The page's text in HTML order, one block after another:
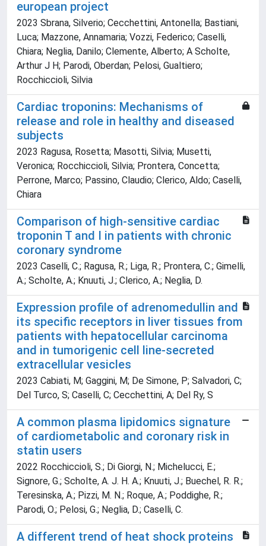
european project
2023 Sbrana, Silverio; Cecchettini, Antonella; Bastiani,
Luca; Mazzone, Annamaria; Vozzi, Federico; Caselli,
Chiara; Neglia, Danilo; Clemente, Alberto; A Scholte,
Arthur J H; Parodi, Oberdan; Pelosi, Gualtiero;
Rocchiccioli, Silvia
Cardiac troponins: Mechanisms of
release and role in healthy and diseased
subjects
2023 Ragusa, Rosetta; Masotti, Silvia; Musetti,
Veronica; Rocchiccioli, Silvia; Prontera, Concetta;
Perrone, Marco; Passino, Claudio; Clerico, Aldo; Caselli,
Chiara
Comparison of high-sensitive cardiac
troponin T and I in patients with chronic
coronary syndrome
2023 Caselli, C.; Ragusa, R.; Liga, R.; Prontera, C.; Gimelli,
A.; Scholte, A.; Knuuti, J.; Clerico, A.; Neglia, D.
Expression profile of adrenomedullin and
its specific receptors in liver tissues from
patients with hepatocellular carcinoma
and in tumorigenic cell line-secreted
extracellular vesicles
2023 Cabiati, M; Gaggini, M; De Simone, P; Salvadori, C;
Del Turco, S; Caselli, C; Cecchettini, A; Del Ry, S
A common plasma lipidomics signature
of cardiometabolic and coronary risk in
statin users
2022 Rocchiccioli, S.; Di Giorgi, N.; Michelucci, E.;
Signore, G.; Scholte, A. J. H. A.; Knuuti, J.; Buechel, R. R.;
Teresinska, A.; Pizzi, M. N.; Roque, A.; Poddighe, R.;
Parodi, O.; Pelosi, G.; Neglia, D.; Caselli, C.
A different trend of heat shock proteins